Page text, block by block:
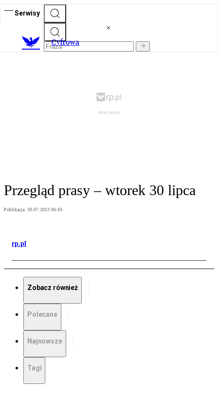
Serwisy
Cyfrowa
Przegląd prasy – wtorek 30 lipca
Publikacja: 30.07.2013 06:43
rp.pl
Zobacz również
Polecane
Najnowsze
Tagi